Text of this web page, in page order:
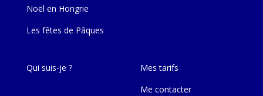
Noël en Hongrie
Les fêtes de Pâques
Qui suis-je ?
Mes tarifs
Me contacter